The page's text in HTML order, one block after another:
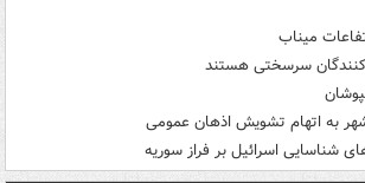
سرسختی هستند
شناسایی اسرائیل بر فراز سوریه